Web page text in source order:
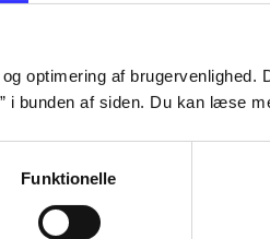
optimering af
i bunden af siden. Du kan læse
Funktionelle